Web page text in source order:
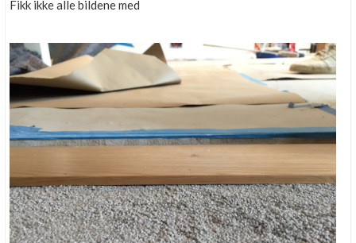
Fikk ikke alle bildene med